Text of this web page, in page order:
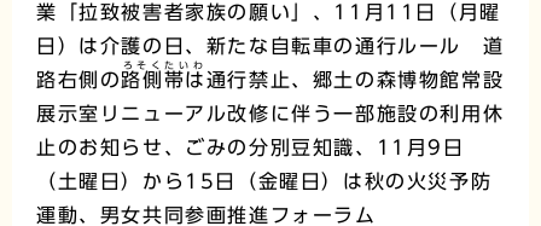
業「拉致被害者家族の願い」、11月11日（月曜
日）は介護の日、新たな自転車の通行ルール 道
路右側の路側帯は
ろそくたいわ
通行禁止、郷土の森博物館常設
展示室リニューアル改修に伴う一部施設の利用休
止のお知らせ、ごみの分別豆知識、11月9日
（土曜日）から15日（金曜日）は秋の火災予防
運動、男女共同参画推進フォーラム